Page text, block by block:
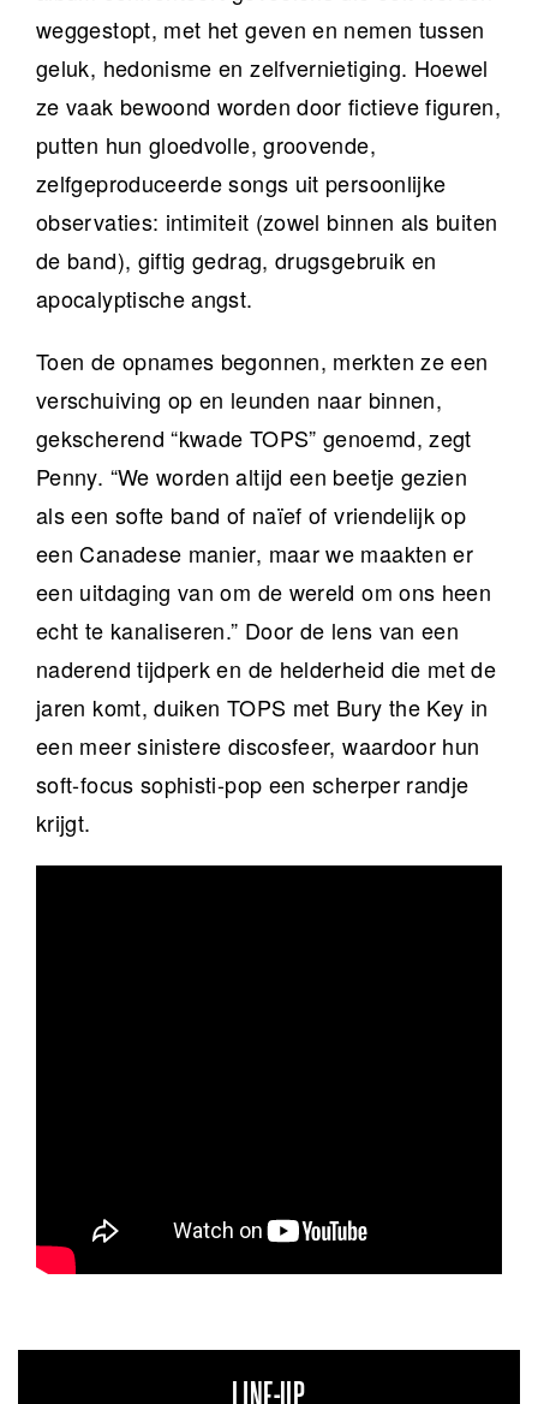
weggestopt, met het geven en nemen tussen
geluk, hedonisme en zelfvernietiging. Hoewel
ze vaak bewoond worden door fictieve figuren,
putten hun gloedvolle, groovende,
zelfgeproduceerde songs uit persoonlijke
observaties: intimiteit (zowel binnen als buiten
de band), giftig gedrag, drugsgebruik en
apocalyptische angst.
Toen de opnames begonnen, merkten ze een
verschuiving op en leunden naar binnen,
gekscherend “kwade TOPS” genoemd, zegt
Penny. “We worden altijd een beetje gezien
als een softe band of naïef of vriendelijk op
een Canadese manier, maar we maakten er
een uitdaging van om de wereld om ons heen
echt te kanaliseren.” Door de lens van een
naderend tijdperk en de helderheid die met de
jaren komt, duiken TOPS met Bury the Key in
een meer sinistere discosfeer, waardoor hun
soft-focus sophisti-pop een scherper randje
krijgt.